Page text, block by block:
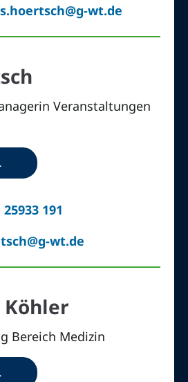
wt.de
Veranstaltungen
25933 191
wt.de
Köhler
Bereich Medizin